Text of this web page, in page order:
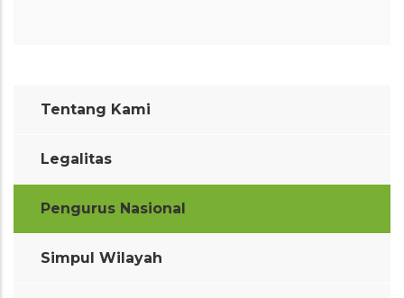
second
Tentang Kami
Legalitas
Pengurus Nasional
Simpul Wilayah